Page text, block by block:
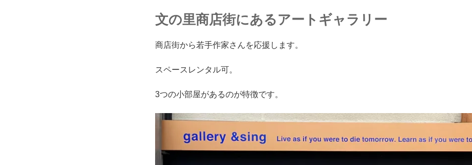
文の里商店街にあるアートギャラリー
商店街から若手作家さんを応援します。
スペースレンタル可。
3つの小部屋があるのが特徴です。